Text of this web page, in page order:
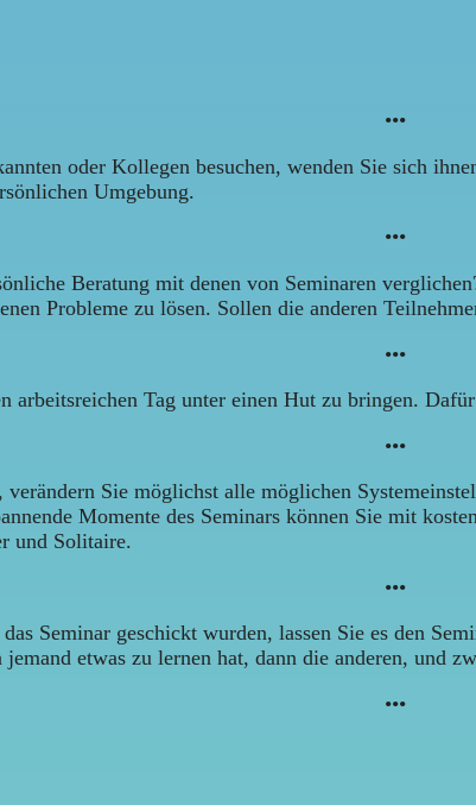
•••
oder Kollegen besuchen, wenden Sie sich
Umgebung.
•••
Beratung mit denen von Seminaren
Probleme zu lösen. Sollen die anderen
•••
arbeitsreichen Tag unter einen Hut zu bringen.
•••
verändern Sie möglichst alle möglichen
Momente des Seminars können Sie mit
und Solitaire.
•••
Seminar geschickt wurden, lassen Sie es den
etwas zu lernen hat, dann die anderen, und
•••